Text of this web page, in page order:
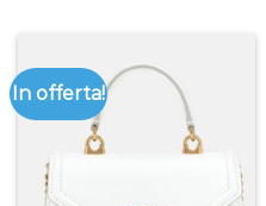
In offerta!